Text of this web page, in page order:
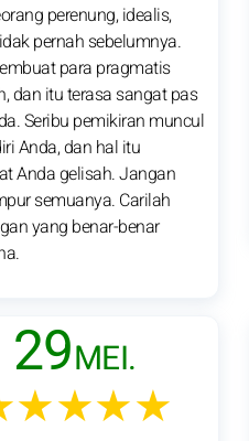
perenung, idealis,
pernah sebelumnya.
para pragmatis
dan itu terasa sangat pas
Seribu pemikiran muncul
Anda, dan hal itu
Anda gelisah. Jangan
semuanya. Carilah
yang benar-benar
29MEI.